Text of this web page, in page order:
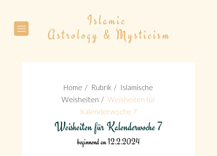
Home Rubrik
Islamische
Weisheiten
Weisheiten für
Kalenderwoche 7
Weisheiten für Kalenderwoche 7
beginnend am 12.2.2024